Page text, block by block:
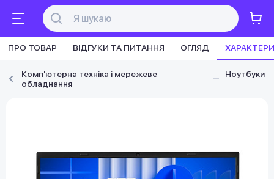
ПРО ТОВАР ВІДГУКИ ТА ПИТАННЯ ОГЛЯД
Комп'ютерна техніка і мережеве
обладнання
Ноутбуки